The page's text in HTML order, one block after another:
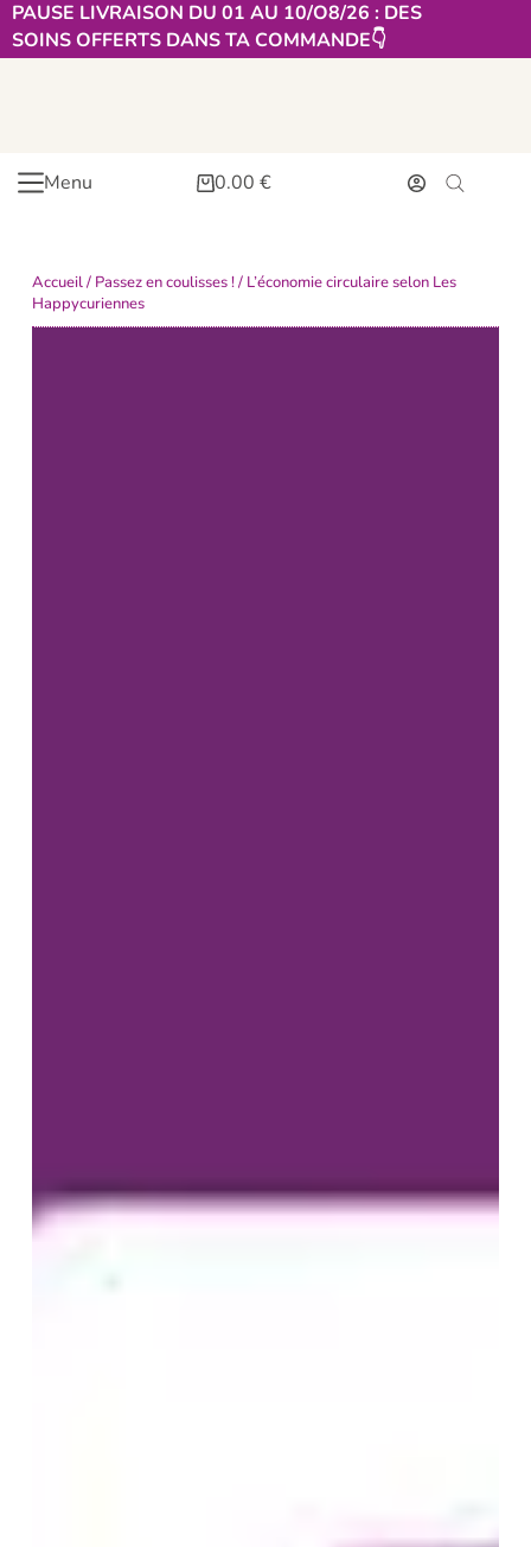
PAUSE LIVRAISON DU 01 AU 10/O8/26 : DES
SOINS OFFERTS DANS TA COMMANDE👇​
Menu 0.00 €
Accueil/ Passez en coulisses !/ L’économie circulaire selon Les
Happycuriennes